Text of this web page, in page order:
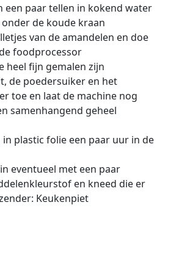
een paar tellen in kokend water
de koude kraan
van de amandelen en doe
foodprocessor
heel fijn gemalen zijn
de poedersuiker en het
toe en laat de machine nog
samenhangend geheel
in plastic folie een paar uur in de
eventueel met een paar
en kneed die er
Keukenpiet